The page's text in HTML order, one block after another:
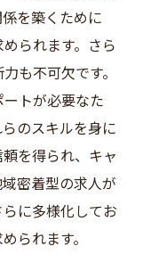
を築くために
られます。さら
も不可欠です。
トが必要なた
のスキルを身に
を得られ、キャ
密着型の求人が
に多様化してお
られます。